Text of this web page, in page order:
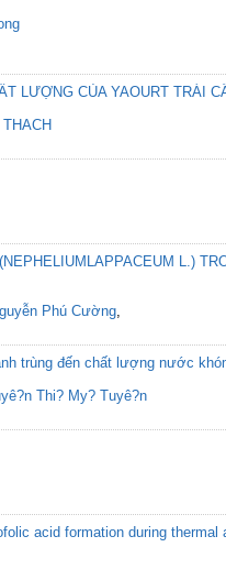
LƯỢNG CỦA YAOURT TRÁI
L.)
Phú Cường,
trùng đến chất lượng nước
Thi? My? Tuyê?n
acid formation during thermal